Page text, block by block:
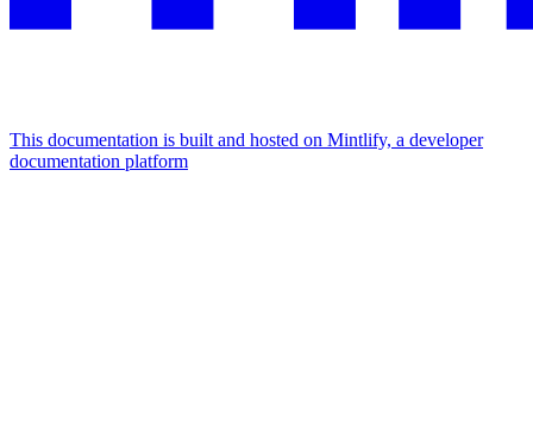
This documentation is built and hosted on Mintlify, a developer
documentation platform